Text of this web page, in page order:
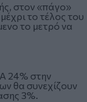
στον «πάγο»
το τέλος του
το μετρό να
24% στην
θα συνεχίζουν
3%.